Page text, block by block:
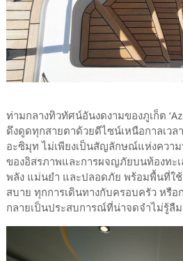
ท่ามกลางทิวทัศน์อันงดงามของภูเก็ต
ดึงดูดทุกสายตาด้วยดีไซน์เหนือกาลเว
อะซิมุท ไม่เพียงเป็นสัญลักษณ์แห่งควา
ของอิสรภาพและการผจญภัยบนท้องทะ
พลัง แม่นยำ และปลอดภัย พร้อมพื้นที่ใ
สบาย ทุกการเดินทางกับครอบครัว หรื
กลายเป็นประสบการณ์ที่น่าจดจำไม่รู้ลืม